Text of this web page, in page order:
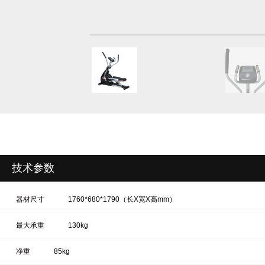
技术参数
器材尺寸 1760*680*1790（长X宽X高mm）
最大承重 130kg
净重 85kg